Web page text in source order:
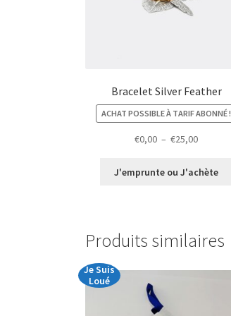
Bracelet Silver Feather
ACHAT POSSIBLE À TARIF ABONNÉ !
€0,00 – €25,00Plage
prix :
J'emprunte ou J'achète
Produits similaires
Je Suis
Loué